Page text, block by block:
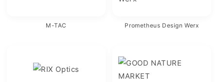
M-TAC Prometheus Design Werx